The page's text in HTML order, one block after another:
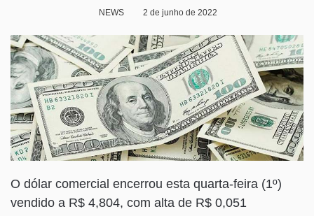
NEWS 2 de junho de 2022
O dólar comercial encerrou esta quarta-feira (1º)
vendido a R$ 4,804, com alta de R$ 0,051